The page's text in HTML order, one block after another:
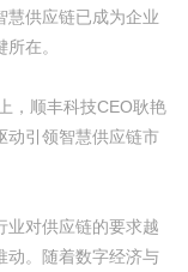
慧供应链已成为企业
在。
，顺丰科技CEO耿艳
动引领智慧供应链市
业对供应链的要求越
动。随着数字经济与